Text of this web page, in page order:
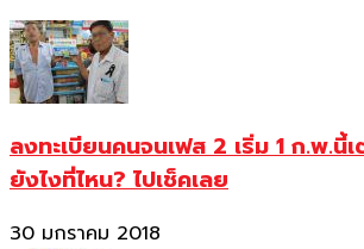
ลงทะเบียนคนจนเฟส 2 เริ่ม 1 ก.พ.นี้
ยังไงที่ไหน? ไปเช็คเลย
30 มกราคม 2018